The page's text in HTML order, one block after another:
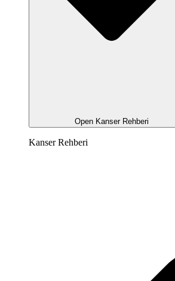
Open Kanser Rehberi
Kanser Rehberi